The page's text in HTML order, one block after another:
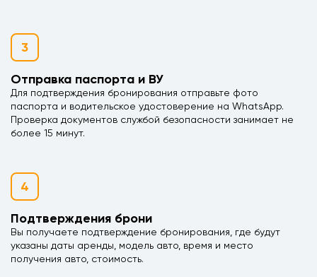
3
Отправка паспорта и ВУ
Для подтверждения бронирования отправьте фото
паспорта и водительское удостоверение на WhatsApp.
Проверка документов службой безопасности занимает не
более 15 минут.
4
Подтверждения брони
Вы получаете подтверждение бронирования, где будут
указаны даты аренды, модель авто, время и место
получения авто, стоимость.